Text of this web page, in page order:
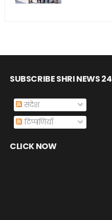
SUBSCRIBE SHRI NEWS 24
संदेश
टिप्पणियाँ
CLICK NOW